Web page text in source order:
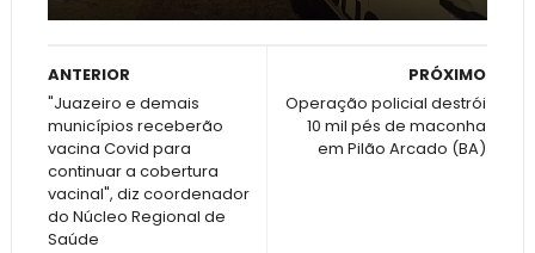
PRÓXIMO
Operação policial destrói
10 mil pés de maconha
em Pilão Arcado (BA)
ANTERIOR
"Juazeiro e demais
municípios receberão
vacina Covid para
continuar a cobertura
vacinal", diz coordenador
do Núcleo Regional de
Saúde